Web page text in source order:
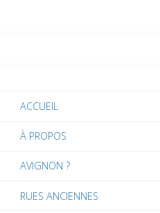
ACCUEIL
À PROPOS
AVIGNON ?
RUES ANCIENNES